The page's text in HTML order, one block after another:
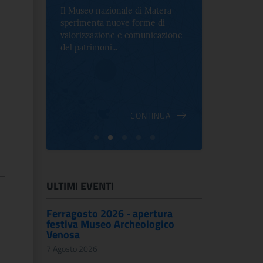
Il Museo nazionale di Matera
sperimenta nuove forme di
valorizzazione e comunicazione
del patrimoni...
CONTINUA
ULTIMI EVENTI
Ferragosto 2026 - apertura
festiva Museo Archeologico
Venosa
7 Agosto 2026